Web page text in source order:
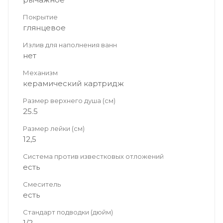
Покрытие
глянцевое
Излив для наполнения ванн
нет
Механизм
керамический картридж
Размер верхнего душа (см)
25.5
Размер лейки (см)
12,5
Система против известковых отложений
есть
Смеситель
есть
Стандарт подводки (дюйм)